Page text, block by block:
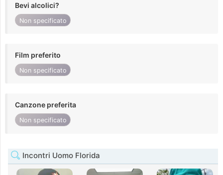
Bevi alcolici?
Non specificato
Film preferito
Non specificato
Canzone preferita
Non specificato
Incontri Uomo Florida